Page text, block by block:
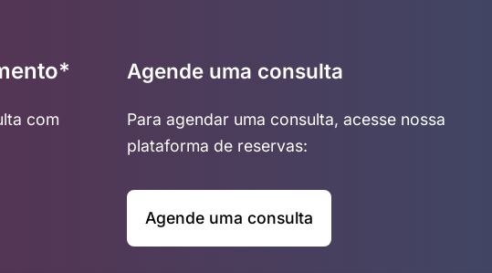
com
Agende uma consulta
Para agendar uma consulta, acesse nossa
plataforma de reservas:
Agende uma consulta